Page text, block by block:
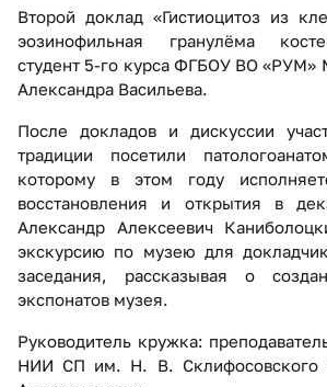
Второй доклад «Гистиоцитоз из
эозинофильная гранулёма
студент 5-го курса ФГБОУ ВО «РУМ»
Александра Васильева.
После докладов и дискуссии
традиции посетили
которому в этом году
восстановления и открытия в
Александр Алексеевич
экскурсию по музею для
заседания, рассказывая о
экспонатов музея.
Руководитель кружка:
НИИ СП им. Н. В. Склифосовского